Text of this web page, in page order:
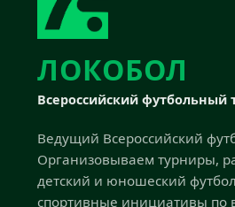
ЛОКОБОЛ
Всероссийский футбольный
Ведущий Всероссийский
Организовываем турниры,
детский и юношеский
спортивные инициативы по